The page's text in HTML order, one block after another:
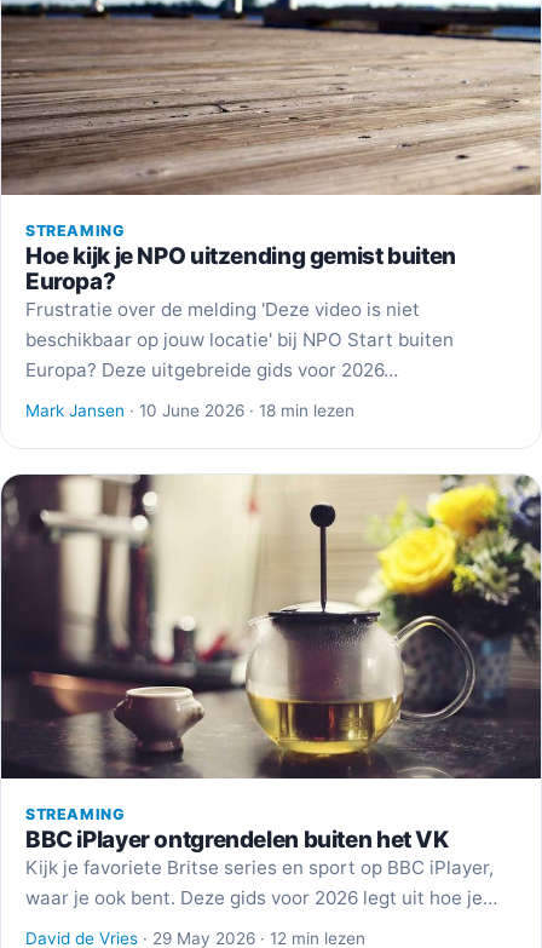
STREAMING
Hoe kijk je NPO uitzending gemist buiten
Europa?
Frustratie over de melding 'Deze video is niet
beschikbaar op jouw locatie' bij NPO Start buiten
Europa? Deze uitgebreide gids voor 2026…
Mark Jansen · 10 June 2026 · 18 min lezen
STREAMING
BBC iPlayer ontgrendelen buiten het VK
Kijk je favoriete Britse series en sport op BBC iPlayer,
waar je ook bent. Deze gids voor 2026 legt uit hoe je…
David de Vries · 29 May 2026 · 12 min lezen